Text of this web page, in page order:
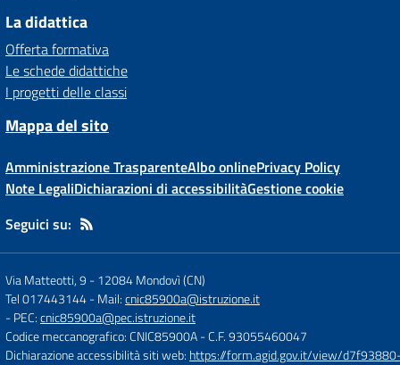
La didattica
Offerta formativa
Le schede didattiche
I progetti delle classi
Mappa del sito
Amministrazione TrasparenteAlbo onlinePrivacy Policy
Note LegaliDichiarazioni di accessibilitàGestione cookie
Seguici su:
Via Matteotti, 9 -12084 Mondovì (CN)
Tel 017443144- Mail:cnic85900a@istruzione.it
- PEC:cnic85900a@pec.istruzione.it
Codice meccanografico: CNIC85900A- C.F. 93055460047
Dichiarazione accessibilità siti web: https://form.agid.gov.it/view/